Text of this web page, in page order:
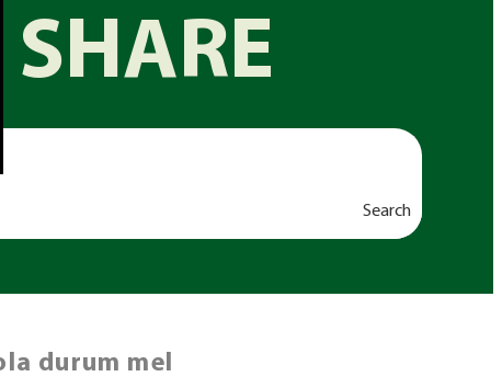
Search
durum mel